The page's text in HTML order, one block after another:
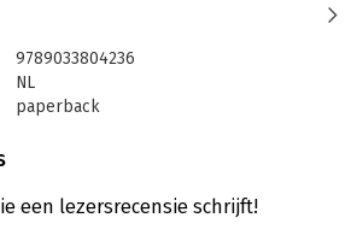
aansprekende illustraties en voorbeelden
te brengen. Voor individueel gebruik,
9789033804236
NL
paperback
30-6-2024
een lezersrecensie schrijft!